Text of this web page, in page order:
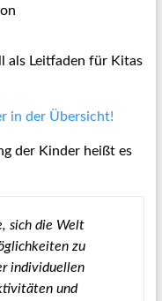
als Leitfaden für Kitas
in der Übersicht!
der Kinder heißt es
sich die Welt
zu
indivi­duellen
und